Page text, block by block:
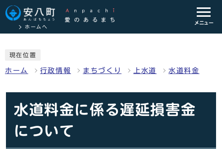
ホームへ
メニュー
現在位置
ホーム 行政情報 まちづくり 上水道 水道料金
水道料金に係る遅延損害金
について